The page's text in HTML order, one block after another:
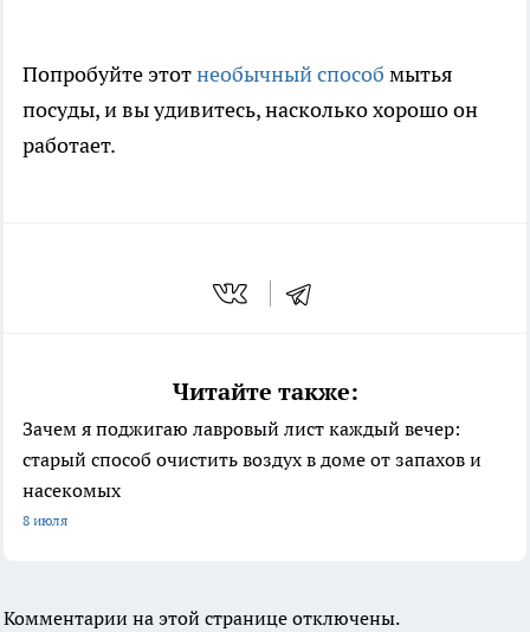
Попробуйте этотнеобычный способ мытья
посуды, и вы удивитесь, насколько хорошо он
работает.
Читайте также:
Зачем я поджигаю лавровый лист каждый вечер:
старый способ очистить воздух в доме от запахов и
насекомых
8 июля
Комментарии на этой странице отключены.